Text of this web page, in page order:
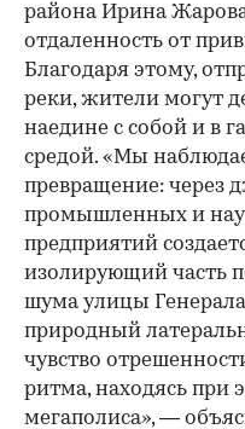
района Ирина
отдаленность от
Благодаря этому,
реки, жители могут
наедине с собой и в
средой. «Мы
превращение:
промышленных и
предприятий
изолирующий часть
шума улицы
природный
чувство
ритма, находясь при
мегаполиса», —